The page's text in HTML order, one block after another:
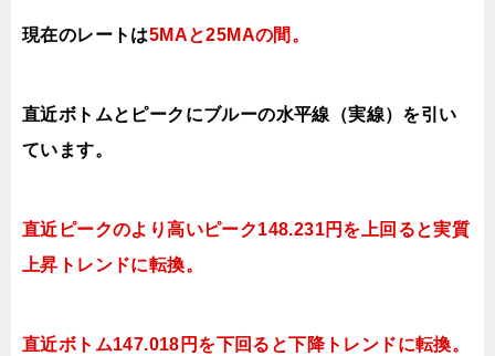
現在のレートは5MAと25MAの間 。
直近ボトムとピークにブルーの水平線（実線）を引い
ています。
直近ピークのより高いピーク148.231円を上回ると実質
上昇トレンドに転換。
直近ボトム147.018円を下回ると下降トレンドに転換。